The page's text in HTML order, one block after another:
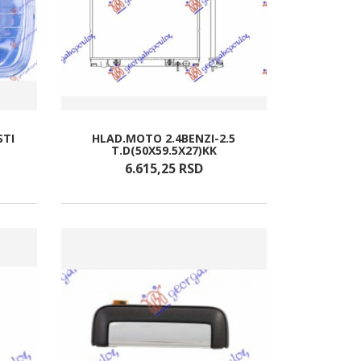
HLAD.MOTO 2.4BENZI-2.5
T.D(50X59.5X27)KK
6.615,25 RSD